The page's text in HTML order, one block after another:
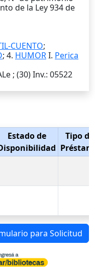
de la Ley 934 de
CUENTO;
; 4. HUMORI. Perica
; (30)Inv.: 05522
Estado de
Tipo de
para Solicitud